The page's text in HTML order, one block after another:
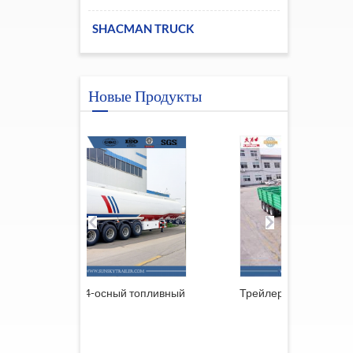
SHACMAN TRUCK
Новые Продукты
топливный Трейлер из Южной Африки